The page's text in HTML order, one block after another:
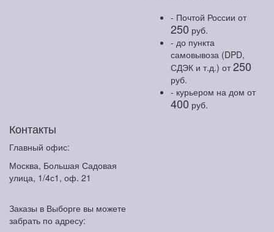
- Почтой России от
250 руб.
- до пункта
самовывоза (DPD,
СДЭК и т.д.) от250
руб.
- курьером на дом от
400 руб.
Контакты
Главный офис:
Москва, Большая Садовая
улица, 1/4с1, оф. 21
Заказы в Выборге вы можете
забрать по адресу: